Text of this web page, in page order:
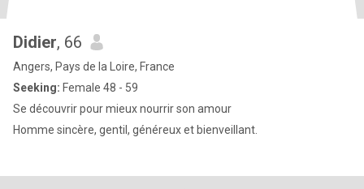
Didier, 66
Angers, Pays de la Loire, France
Seeking: Female 48 - 59
Se découvrir pour mieux nourrir son amour
Homme sincère, gentil, généreux et bienveillant.